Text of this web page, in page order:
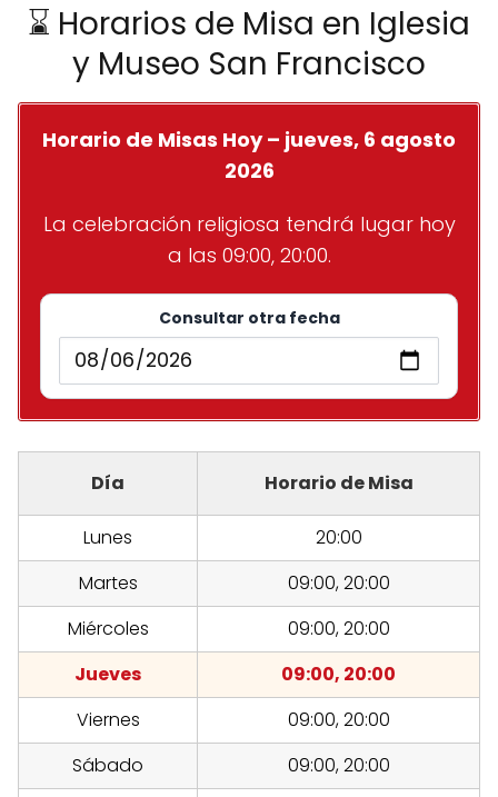
⌛ Horarios de Misa en Iglesia
y Museo San Francisco
Horario de Misas Hoy – jueves, 6 agosto
2026
La celebración religiosa tendrá lugar hoy
a las 09:00, 20:00.
Consultar otra fecha
Día Horario de Misa
Lunes
20:00
Martes
09:00, 20:00
Miércoles
09:00, 20:00
Jueves
09:00, 20:00
Viernes
09:00, 20:00
Sábado
09:00, 20:00